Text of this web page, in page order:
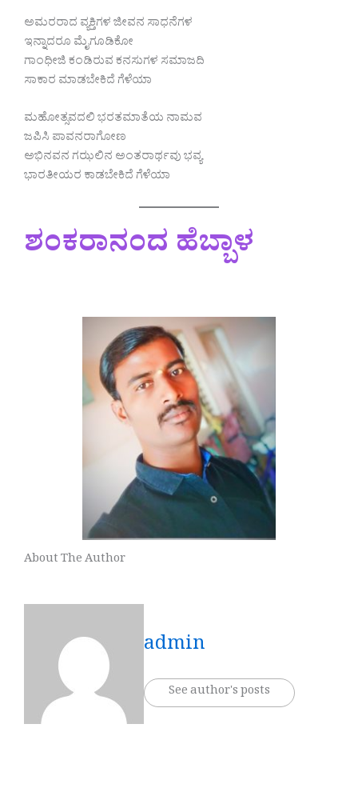
ಅಮರರಾದ ವ್ಯಕ್ತಿಗಳ ಜೀವನ ಸಾಧನೆಗಳ
ಇನ್ನಾದರೂ ಮೈಗೂಡಿಕೋ
ಗಾಂಧೀಜಿ ಕಂಡಿರುವ ಕನಸುಗಳ ಸಮಾಜದಿ
ಸಾಕಾರ ಮಾಡಬೇಕಿದೆ ಗೆಳೆಯಾ
ಮಹೋತ್ಸವದಲಿ ಭರತಮಾತೆಯ ನಾಮವ
ಜಪಿಸಿ ಪಾವನರಾಗೋಣ
ಅಭಿನವನ ಗಝಲಿನ ಅಂತರಾರ್ಥವು ಭವ್ಯ
ಭಾರತೀಯರ ಕಾಡಬೇಕಿದೆ ಗೆಳೆಯಾ
ಶಂಕರಾನಂದ ಹೆಬ್ಬಾಳ
About The Author
admin
See author's posts